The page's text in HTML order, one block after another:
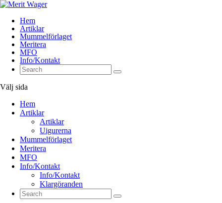
Hem
Artiklar
Mummelförlaget
Meritera
MFO
Info/Kontakt
Välj sida
Hem
Artiklar
Artiklar
Uigurerna
Mummelförlaget
Meritera
MFO
Info/Kontakt
Info/Kontakt
Klargöranden